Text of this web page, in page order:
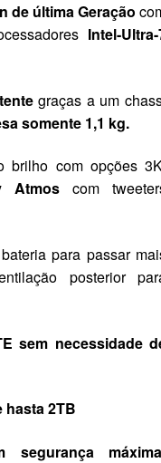
de última Geração
Intel-
graças a um
somente 1,1 kg.
brilho com opções
Atmos com
para passar
posterior
sem necessidade
hasta 2TB